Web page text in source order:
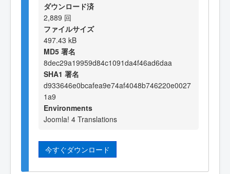
ダウンロード済
2,889 回
ファイルサイズ
497.43 kB
MD5 署名
8dec29a19959d84c1091da4f46ad6daa
SHA1 署名
d933646e0bcafea9e74af4048b746220e0027
1a9
Environments
Joomla! 4 Translations
今すぐダウンロード